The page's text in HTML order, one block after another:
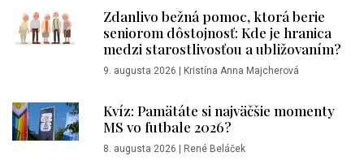
Zdanlivo bežná pomoc, ktorá berie
seniorom dôstojnosť: Kde je hranica
medzi starostlivosťou a ubližovaním?
9. augusta 2026 Kristína Anna Majcherová
Kvíz: Pamätáte si najväčšie momenty
MS vo futbale 2026?
8. augusta 2026 René Beláček